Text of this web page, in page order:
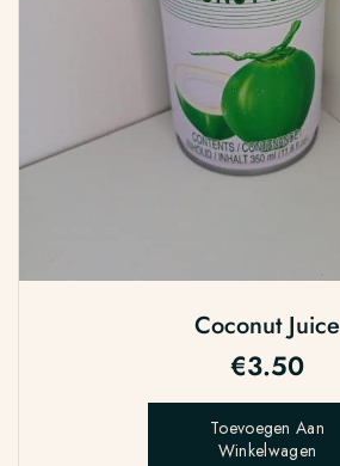
Coconut Juice
€3.50
Toevoegen Aan
Winkelwagen